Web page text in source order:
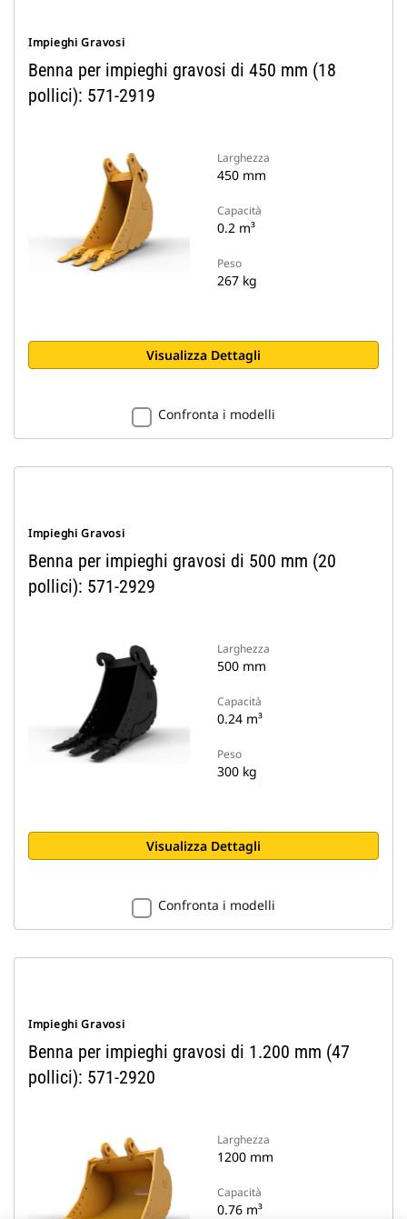
Impieghi Gravosi
Benna per impieghi gravosi di 450 mm (18
pollici): 571-2919
Larghezza
450 mm
Capacità
0.2 m³
Peso
267 kg
Visualizza Dettagli
Confronta i modelli
Impieghi Gravosi
Benna per impieghi gravosi di 500 mm (20
pollici): 571-2929
Larghezza
500 mm
Capacità
0.24 m³
Peso
300 kg
Visualizza Dettagli
Confronta i modelli
Impieghi Gravosi
Benna per impieghi gravosi di 1.200 mm (47
pollici): 571-2920
Larghezza
1200 mm
Capacità
0.76 m³